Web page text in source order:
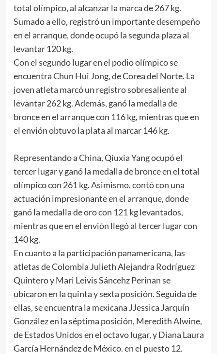
total olímpico, al alcanzar la marca de 267 kg.
Sumado a ello, registró un importante desempeño
en el arranque, donde ocupó la segunda plaza al
levantar 120 kg.
Con el segundo lugar en el podio olímpico se
encuentra Chun Hui Jong, de Corea del Norte. La
joven atleta marcó un registro sobresaliente al
levantar 262 kg. Además, ganó la medalla de
bronce en el arranque con 116 kg, mientras que en
el envión obtuvo la plata al marcar 146 kg.
Representando a China, Qiuxia Yang ocupó el
tercer lugar y ganó la medalla de bronce en el total
olímpico con 261 kg. Asimismo, contó con una
actuación impresionante en el arranque, donde
ganó la medalla de oro con 121 kg levantados,
mientras que en el envión llegó al tercer lugar con
140 kg.
En cuanto a la participación panamericana, las
atletas de Colombia Julieth Alejandra Rodríguez
Quintero y Mari Leivis Sáncehz Perinan se
ubicaron en la quinta y sexta posición. Seguida de
ellas, se encuentra la mexicana JJessica Jarquín
González en la séptima posición, Meredith Alwine,
de Estados Unidos en el octavo lugar, y Diana Laura
García Hernández de México. en el puesto 12.